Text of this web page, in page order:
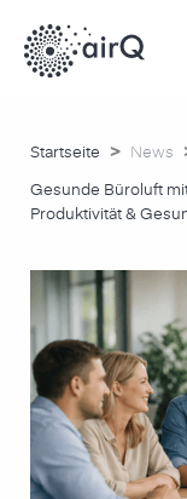
Startseite > News
Gesunde Büroluft
Produktivität &